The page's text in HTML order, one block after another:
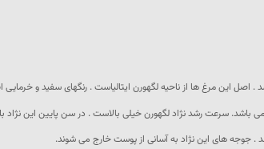
. اصل این مرغ ها از ناحیه لگهورن ایتالیاست . رنگهای سفید و
رشد نژاد لگهورن خیلی بالاست . در سن پایین این نژاد بالغ می شود و
. جوجه های این نژاد به آسانی از پوست خارج می شوند.